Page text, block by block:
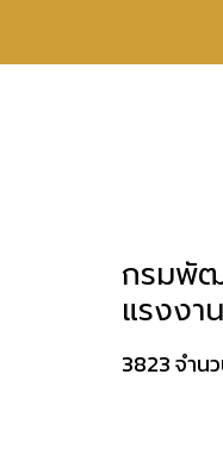
กรมพัฒ
แรงงาน
3823 จำน